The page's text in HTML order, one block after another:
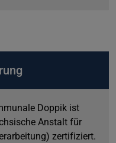
Doppik ist
Anstalt für
zertifiziert.